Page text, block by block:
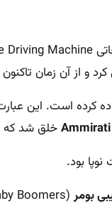
کرده است. این
خلق شد که
بود.
بومر